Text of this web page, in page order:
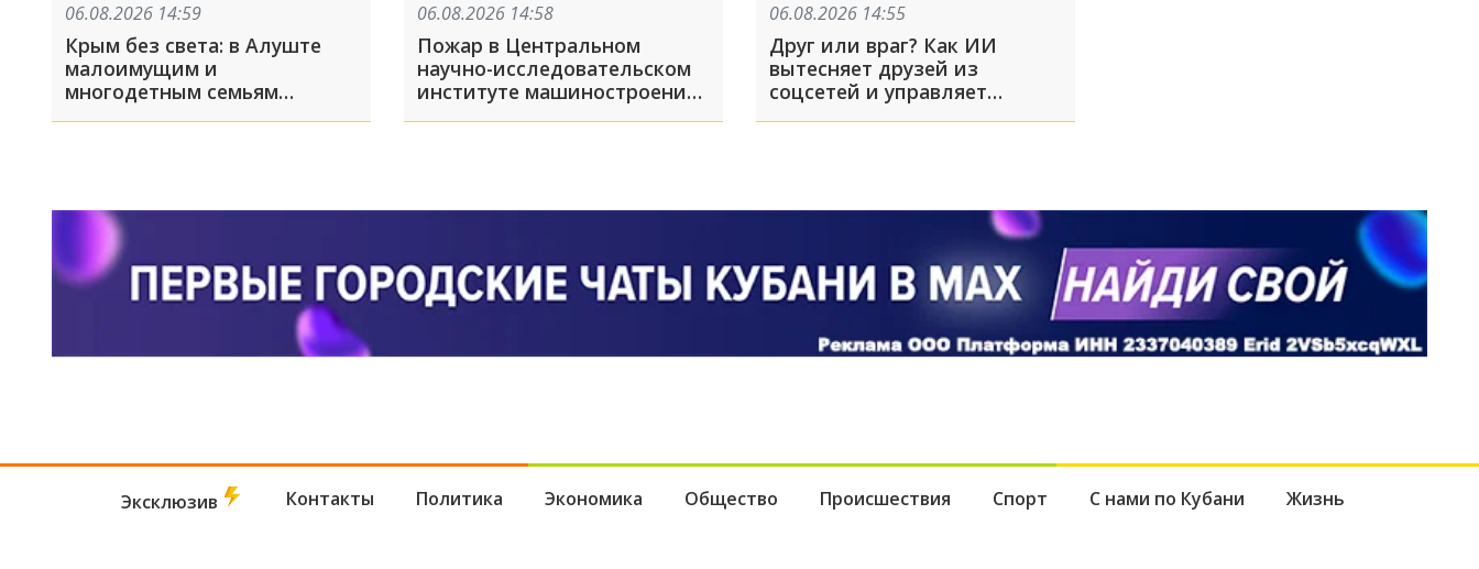
06.08.2026 14:59
Крым без света: в Алуште
малоимущим и
многодетным семьям
раздадут газовые плиты
06.08.2026 14:58
Пожар в Центральном
научно-исследовательском
институте машиностроения
в Королёве: какие появились
06.08.2026 14:55
Друг или враг? Как ИИ
вытесняет друзей из
соцсетей и управляет
поведением пользователей
Эксклюзив Контакты Политика Экономика Общество Происшествия Спорт С нами по Кубани Жизнь